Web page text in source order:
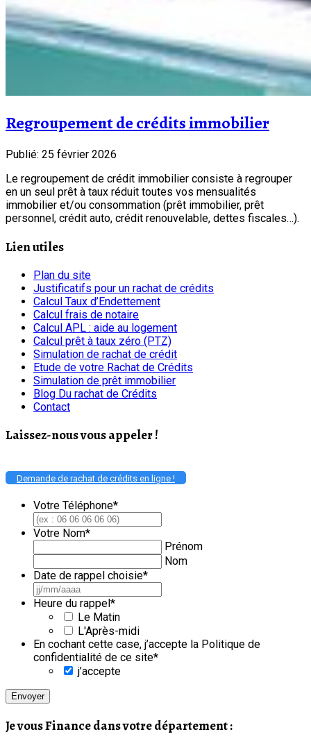
Regroupement de crédits immobilier
Publié: 25 février 2026
Le regroupement de crédit immobilier consiste à regrouper
en un seul prêt à taux réduit toutes vos mensualités
immobilier et/ou consommation (prêt immobilier, prêt
personnel, crédit auto, crédit renouvelable, dettes fiscales…).
Lien utiles
Plan du site
Justificatifs pour un rachat de crédits
Calcul Taux d’Endettement
Calcul frais de notaire
Calcul APL : aide au logement
Calcul prêt à taux zéro (PTZ)
Simulation de rachat de crédit
Etude de votre Rachat de Crédits
Simulation de prêt immobilier
Blog Du rachat de Crédits
Contact
Laissez-nous vous appeler !
Demande de rachat de crédits en ligne !
Votre Téléphone*
Votre Nom*
Prénom
Nom
Date de rappel choisie*
AAAA
Heure du rappel *
Le Matin
L'Après-midi
En cochant cette case, j’accepte la Politique de
confidentialité de ce site*
j’accepte
Je vous Finance dans votre département :